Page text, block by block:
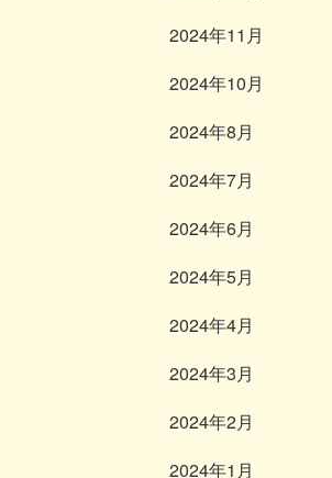
2024年11月
2024年10月
2024年8月
2024年7月
2024年6月
2024年5月
2024年4月
2024年3月
2024年2月
2024年1月